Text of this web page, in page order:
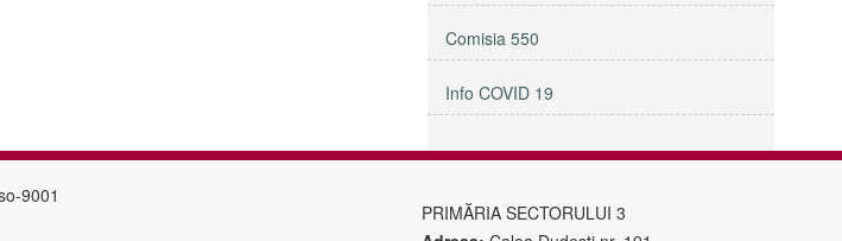
Comisia 550
Info COVID 19
PRIMĂRIA SECTORULUI 3